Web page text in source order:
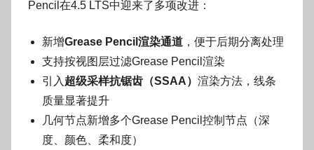
Pencil在4.5 LTS中迎来了多项改进：
新增Grease Pencil渲染通道 ，便于后期分离处理
支持按视图层过滤Grease Pencil渲染
引入超级采样抗锯齿（SSAA） 渲染方法，线条
质量显著提升
几何节点新增多个Grease Pencil控制节点（深
度、颜色、柔和度）